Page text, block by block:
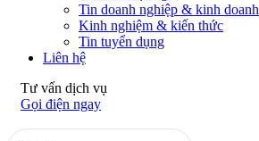
Tin doanh nghiệp & kinh doanh
Kinh nghiệm & kiến thức
Tin tuyển dụng
Liên hệ
Tư vấn dịch vụ
Gọi điện ngay